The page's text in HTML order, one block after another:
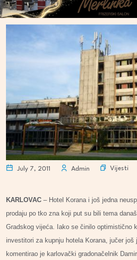
July 7, 2011 Admin Vijesti
KARLOVAC – Hotel Korana i još jedna
prodaju po tko zna koji put su bili tema
Gradskog vijeća. Iako se činilo optimistično
investitori za kupnju hotela Korana, jučer još
komentirao je karlovački gradonačelnik Damir